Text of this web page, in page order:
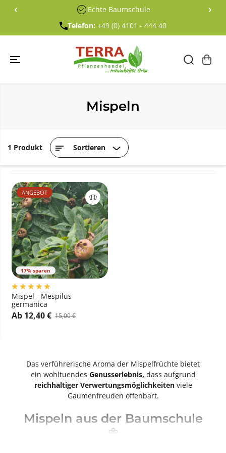
EN SIE ZU
‹ Echte Baumschule ›
Telefon: +49 (0) 4101 - 444 40
Mispeln
1 Produkt Sortieren
17% sparen
ANGEBOT
Mispel - Mespilus
germanica
Ab 12,40 € 15,00 €
Das verführerische Aroma der Mispelfrüchte bietet
ein wohltuendes Genusserlebnis, dass aufgrund
reichhaltiger Verwertungsmöglichkeitenviele
Gaumenfreuden offenbart.
Mispeln aus der Baumschule
❀